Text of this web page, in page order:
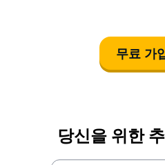
무료 가
당신을 위한